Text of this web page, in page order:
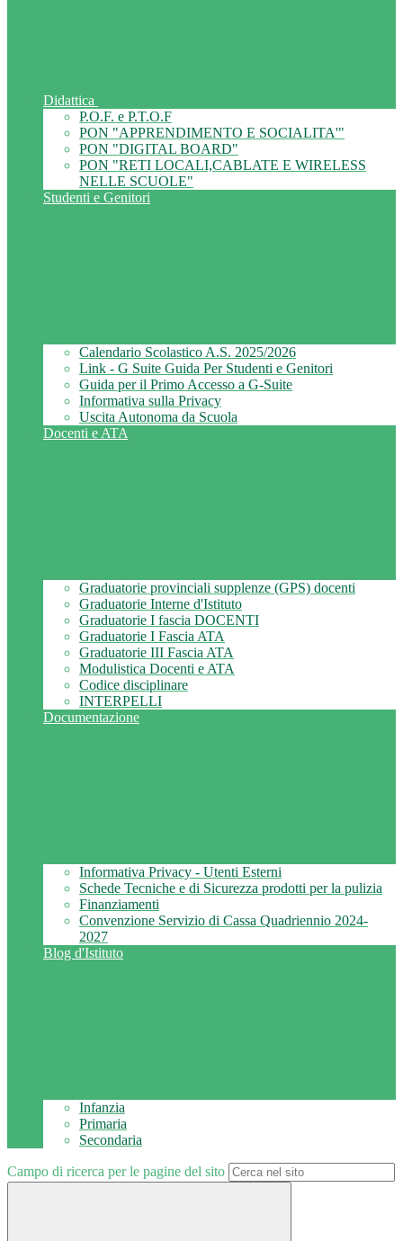
Didattica
P.O.F. e P.T.O.F
PON "APPRENDIMENTO E SOCIALITA'"
PON "DIGITAL BOARD"
PON "RETI LOCALI,CABLATE E WIRELESS
NELLE SCUOLE"
Studenti e Genitori
Calendario Scolastico A.S. 2025/2026
Link - G Suite Guida Per Studenti e Genitori
Guida per il Primo Accesso a G-Suite
Informativa sulla Privacy
Uscita Autonoma da Scuola
Docenti e ATA
Graduatorie provinciali supplenze (GPS) docenti
Graduatorie Interne d'Istituto
Graduatorie I fascia DOCENTI
Graduatorie I Fascia ATA
Graduatorie III Fascia ATA
Modulistica Docenti e ATA
Codice disciplinare
INTERPELLI
Documentazione
Informativa Privacy - Utenti Esterni
Schede Tecniche e di Sicurezza prodotti per la pulizia
Finanziamenti
Convenzione Servizio di Cassa Quadriennio 2024-
2027
Blog d'Istituto
Infanzia
Primaria
Secondaria
Campo di ricerca per le pagine del sito